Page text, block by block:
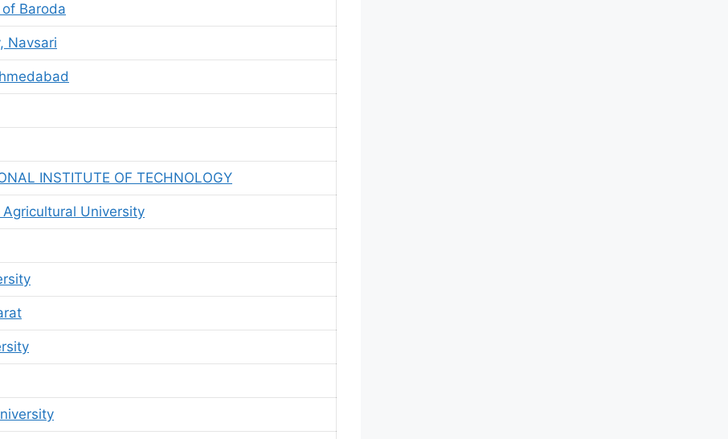
Baroda
Navsari
INSTITUTE OF TECHNOLOGY
University